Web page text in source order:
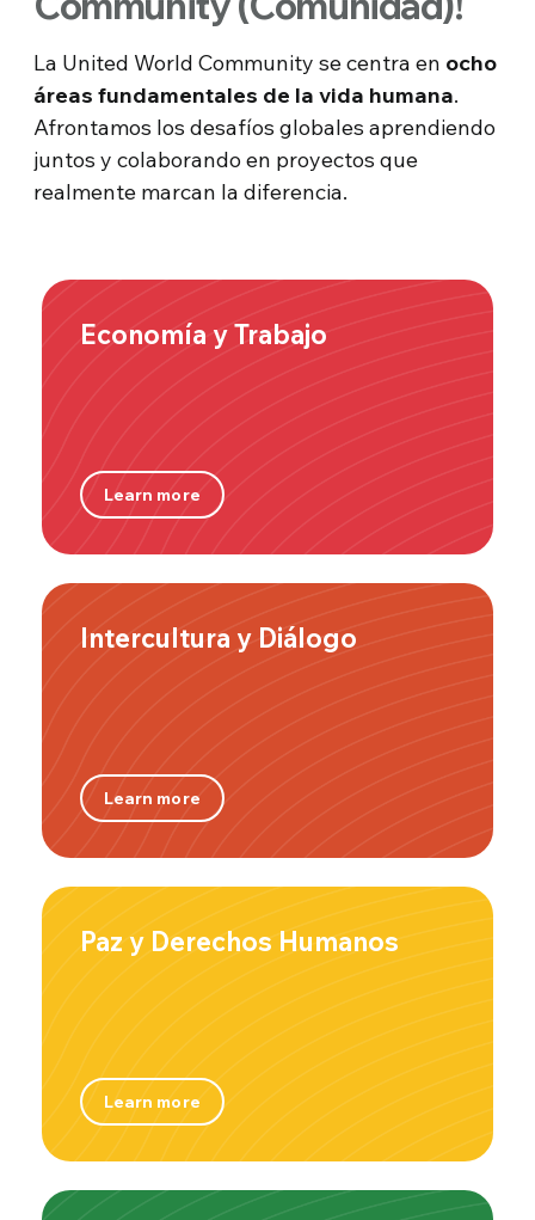
La United World Community se centra en ocho
áreas fundamentales de la vida humana.
Afrontamos los desafíos globales aprendiendo
juntos y colaborando en proyectos que
realmente marcan la diferencia.
Economía y Trabajo
Learn more
Intercultura y Diálogo
Learn more
Paz y Derechos Humanos
Learn more